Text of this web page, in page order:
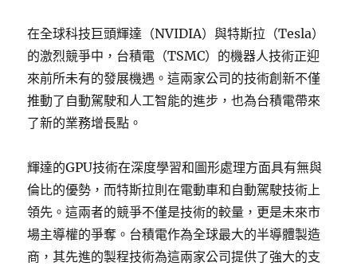
在全球科技巨頭輝達（NVIDIA）與特斯拉（Tesla）
的激烈競爭中，台積電（TSMC）的機器人技術正迎
來前所未有的發展機遇。這兩家公司的技術創新不僅
推動了自動駕駛和人工智能的進步，也為台積電帶來
了新的業務增長點。
輝達的GPU技術在深度學習和圖形處理方面具有無與
倫比的優勢，而特斯拉則在電動車和自動駕駛技術上
領先。這兩者的競爭不僅是技術的較量，更是未來市
場主導權的爭奪。台積電作為全球最大的半導體製造
商，其先進的製程技術為這兩家公司提供了強大的支